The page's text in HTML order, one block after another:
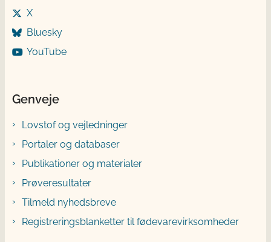
X
Bluesky
YouTube
Genveje
Lovstof og vejledninger
Portaler og databaser
Publikationer og materialer
Prøveresultater
Tilmeld nyhedsbreve
Registreringsblanketter til fødevarevirksomheder